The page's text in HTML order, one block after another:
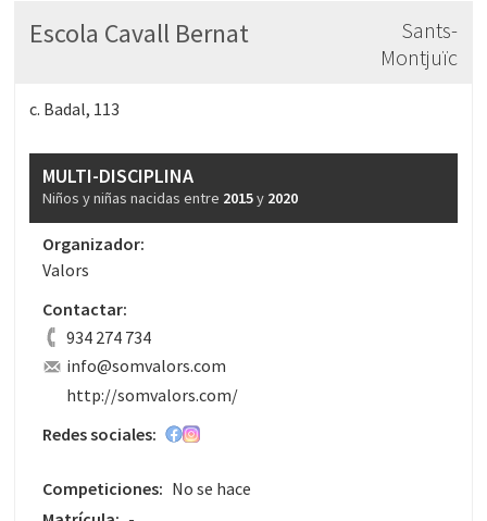
Escola Cavall Bernat
Sants-
Montjuïc
c. Badal, 113
MULTI-DISCIPLINA
Niños y niñas nacidas entre 2015y 2020
Organizador:
Valors
Contactar:
934 274 734
info@somvalors.com
http://somvalors.com/
Redes sociales:
Competiciones: No se hace